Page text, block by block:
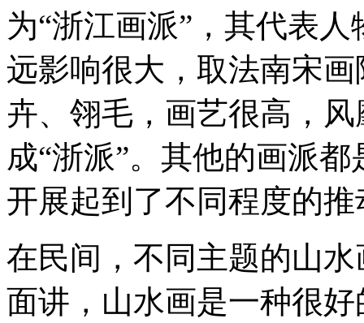
为“浙江画派”，其代表
远影响很大，取法南宋
卉、翎毛，画艺很高，
成“浙派”。其他的画派
开展起到了不同程度的
在民间，不同主题的山
面讲，山水画是一种很